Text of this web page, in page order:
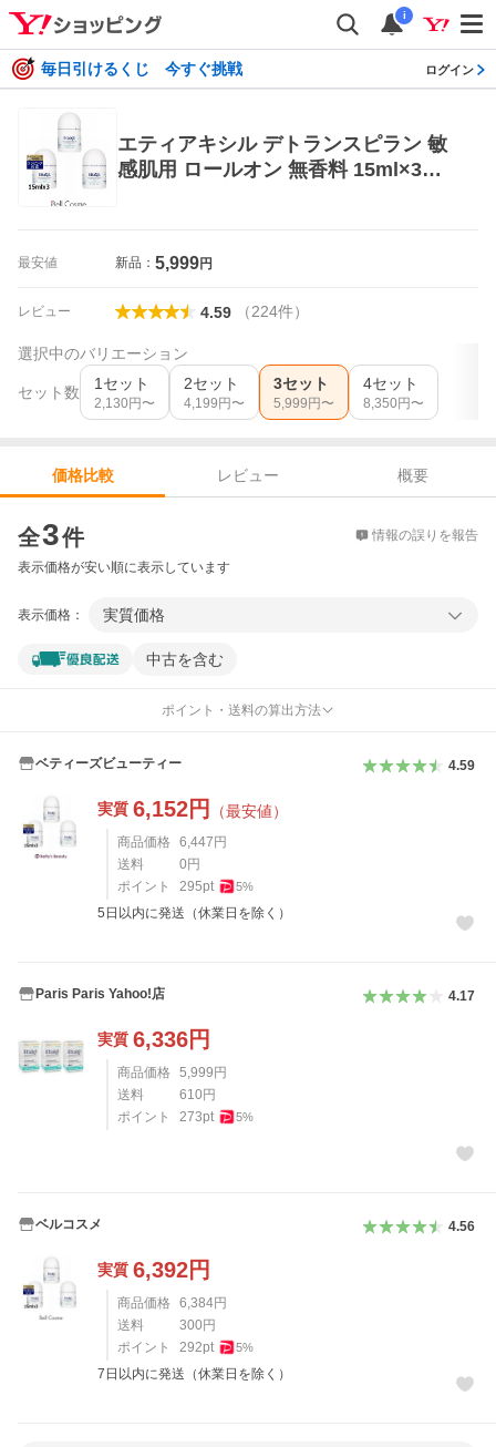
i
毎日引けるくじ 今すぐ挑戦 ログイン
エティアキシル デトランスピラン 敏
感肌用 ロールオン 無香料 15ml×3本
最安値 新品： 5,999円
レビュー 4.59 （224件）
選択中のバリエーション
セット数 1セット
2,130 円〜
2セット
4,199 円〜
3セット
5,999 円〜
4セット
8,350 円〜
価格比較 レビュー
概要
全3件 情報の誤りを報告
表示価格が安い順に表示しています
表示価格： 実質価格
中古を含む
ポイント・送料の算出方法
ベティーズビューティー 4.59
実質 6,152円 （最安値）
商品価格 6,447 円
送料
0 円
ポイント
295pt 5%
5日以内に発送（休業日を除く）
Paris Paris Yahoo!店 4.17
実質 6,336円
商品価格 5,999 円
送料
610 円
ポイント
273pt 5%
ベルコスメ 4.56
実質 6,392円
商品価格 6,384円
送料
300 円
ポイント
292pt 5%
7日以内に発送（休業日を除く）